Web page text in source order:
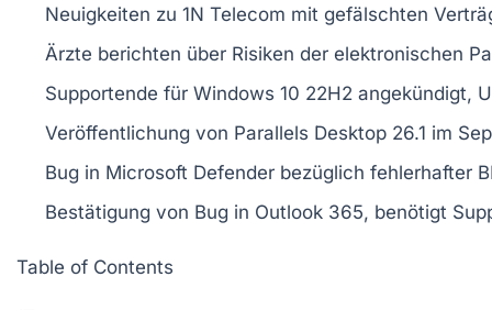
Neuigkeiten zu 1N Telecom mit gefälschten
Ärzte berichten über Risiken der elektronischen
Supportende für Windows 10 22H2 angekündigt,
Veröffentlichung von Parallels Desktop 26.1 im
Bug in Microsoft Defender bezüglich fehlerhafter
Bestätigung von Bug in Outlook 365, benötigt
Table of Contents